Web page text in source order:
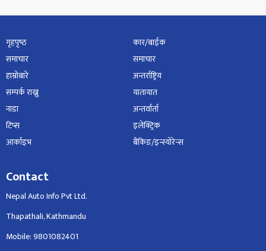
गृहपृष्‍ठ
समाचार
हाम्रोबारे
सम्पर्क राख्नु
नाडा
टिप्स
आर्काइभ
कार/बाईक
समाचार
अन्तर्राष्ट्रिय
यातायात
अन्तर्वार्ता
इलेक्ट्रिक
बैंकिङ/इन्स्योरेन्स
Contact
Nepal Auto Info Pvt Ltd.
Thapathali, Kathmandu
Mobile: 9801082401